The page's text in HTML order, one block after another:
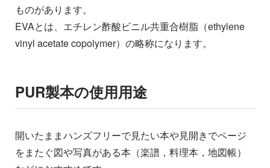
ものがあります。
EVAとは、エチレン酢酸ビニル共重合樹脂（ethylene
vinyl acetate copolymer）の略称になります。
PUR製本の使用用途
開いたままハンズフリーで見たい本や見開きでページ
をまたぐ図や写真がある本（楽譜，料理本，地図帳）